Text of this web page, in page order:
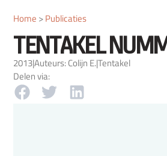
Home >Publicaties
TENTAKEL
2013|Auteurs: Colijn E.|Tentakel
Delen via: